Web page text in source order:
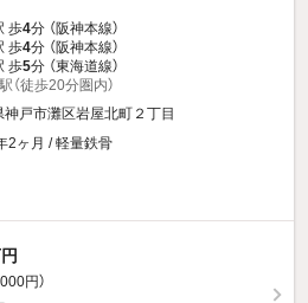
歩4分 （阪神本線）
歩4分 （阪神本線）
歩5分 （東海道線）
（徒歩20分圏内）
神戸市灘区岩屋北町２丁目
2ヶ月 / 軽量鉄骨
円）